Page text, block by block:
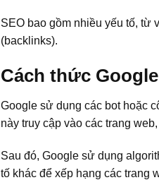
SEO bao gồm nhiều yếu tố, từ
(backlinks).
Cách thức
Google sử dụng các bot hoặc
này truy cập vào các trang
Sau đó, Google sử dụng
tố khác để xếp hạng các trang